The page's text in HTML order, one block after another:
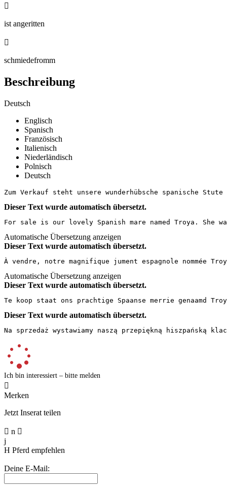

ist angeritten

schmiedefromm
Beschreibung
Deutsch
Englisch
Spanisch
Französisch
Italienisch
Niederländisch
Polnisch
Deutsch
Zum Verkauf steht unsere wunderhübsche spanische
Dieser Text wurde automatisch übersetzt.
For sale is our lovely Spanish mare named Troya.
Automatische Übersetzung anzeigen
Dieser Text wurde automatisch übersetzt.
À vendre, notre magnifique jument espagnole
Automatische Übersetzung anzeigen
Dieser Text wurde automatisch übersetzt.
Te koop staat ons prachtige Spaanse merrie
Dieser Text wurde automatisch übersetzt.
Na sprzedaż wystawiamy naszą przepiękną
Ich bin interessiert – bitte melden

Merken
Jetzt Inserat teilen
 n 
j
H Pferd empfehlen
Deine E-Mail: